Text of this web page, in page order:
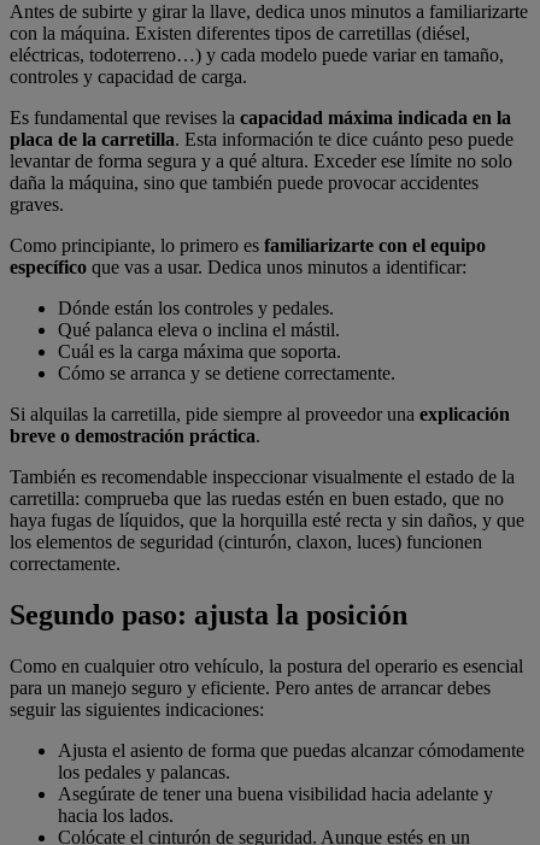
Antes de subirte y girar la llave, dedica unos minutos a familiarizarte
con la máquina. Existen diferentes tipos de carretillas (diésel,
eléctricas, todoterreno…) y cada modelo puede variar en tamaño,
controles y capacidad de carga.
Es fundamental que revises la capacidad máxima indicada en la
placa de la carretilla. Esta información te dice cuánto peso puede
levantar de forma segura y a qué altura. Exceder ese límite no solo
daña la máquina, sino que también puede provocar accidentes
graves.
Como principiante, lo primero es familiarizarte con el equipo
específico que vas a usar. Dedica unos minutos a identificar:
Dónde están los controles y pedales.
Qué palanca eleva o inclina el mástil.
Cuál es la carga máxima que soporta.
Cómo se arranca y se detiene correctamente.
Si alquilas la carretilla, pide siempre al proveedor una explicación
breve o demostración práctica.
También es recomendable inspeccionar visualmente el estado de la
carretilla: comprueba que las ruedas estén en buen estado, que no
haya fugas de líquidos, que la horquilla esté recta y sin daños, y que
los elementos de seguridad (cinturón, claxon, luces) funcionen
correctamente.
Segundo paso: ajusta la posición
Como en cualquier otro vehículo, la postura del operario es esencial
para un manejo seguro y eficiente. Pero antes de arrancar debes
seguir las siguientes indicaciones:
Ajusta el asiento de forma que puedas alcanzar cómodamente
los pedales y palancas.
Asegúrate de tener una buena visibilidad hacia adelante y
hacia los lados.
Colócate el cinturón de seguridad. Aunque estés en un